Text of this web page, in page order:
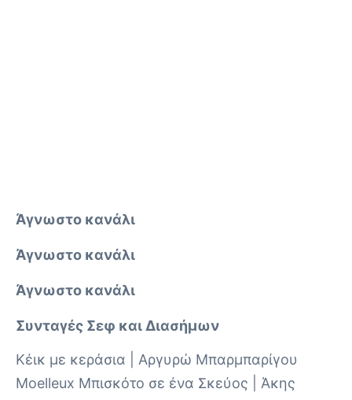
Άγνωστο κανάλι
Άγνωστο κανάλι
Άγνωστο κανάλι
Συνταγές Σεφ και Διασήμων
Κέικ με κεράσια | Αργυρώ Μπαρμπαρίγου
Moelleux Μπισκότο σε ένα Σκεύος | Άκης